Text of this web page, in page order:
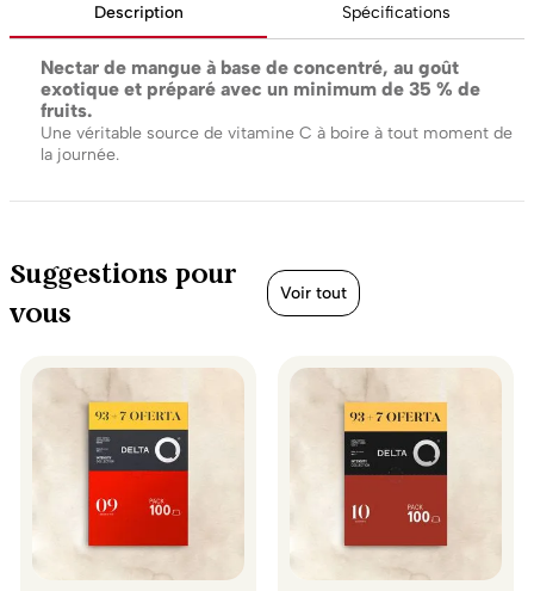
Description Spécifications
Nectar de mangue à base de concentré, au goût
exotique et préparé avec un minimum de 35 % de
fruits.
Une véritable source de vitamine C à boire à tout moment de
la journée.
Suggestions pour
vous
Voir tout